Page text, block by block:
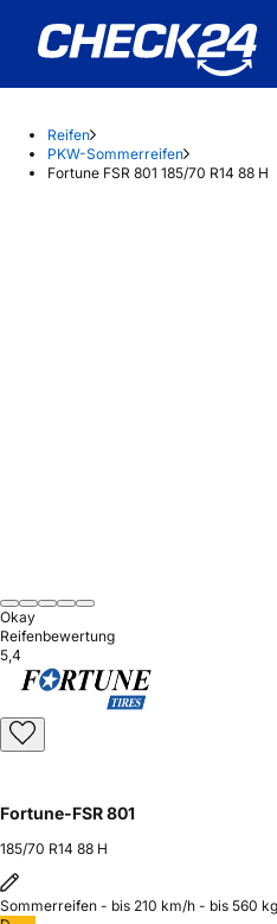
Reifen
PKW-Sommerreifen
Fortune FSR 801 185/70 R14 88 H
Okay
Reifenbewertung
5,4
Fortune-FSR 801
185/70 R14 88 H
Sommerreifen - bis 210 km/h - bis 560 kg